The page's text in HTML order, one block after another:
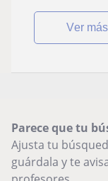
ver más
Parece que tu
Ajusta tu
guárdala y te